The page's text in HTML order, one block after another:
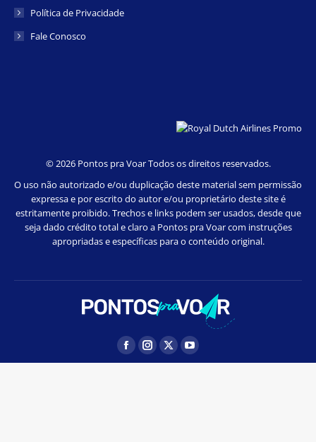
Política de Privacidade
Fale Conosco
©2026 Pontos pra Voar Todos os direitos reservados.
O uso não autorizado e/ou duplicação deste material sem permissão
expressa e por escrito do autor e/ou proprietário deste site é
estritamente proibido. Trechos e links podem ser usados, desde que
seja dado crédito total e claro a Pontos pra Voar com instruções
apropriadas e específicas para o conteúdo original.
FacebookInstagram
TwitterYouTube